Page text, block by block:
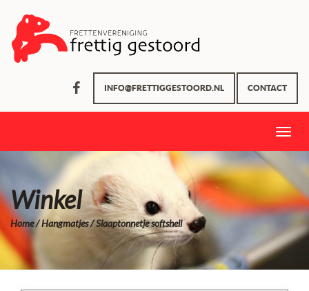
INFO@FRETTIGGESTOORD.NL CONTACT
Toggle
Winkel
Home/Hangmatjes/ Slaaptonnetje softshell